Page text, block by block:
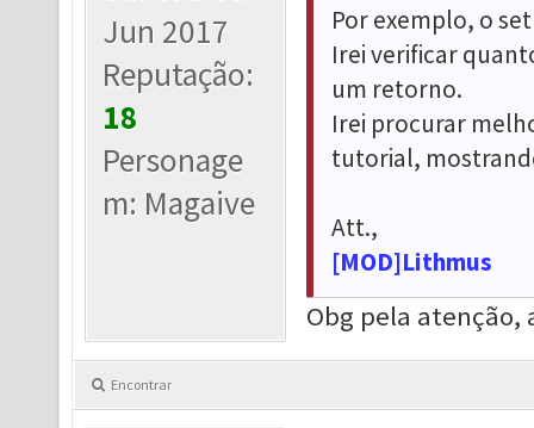
Jun 2017
Reputação:
18
Personage
m: Magaive
Por exemplo, o
Irei verificar
um retorno.
Irei procurar
tutorial,
Att.,
[MOD]Lithmus
Obg pela atenção,
Encontrar